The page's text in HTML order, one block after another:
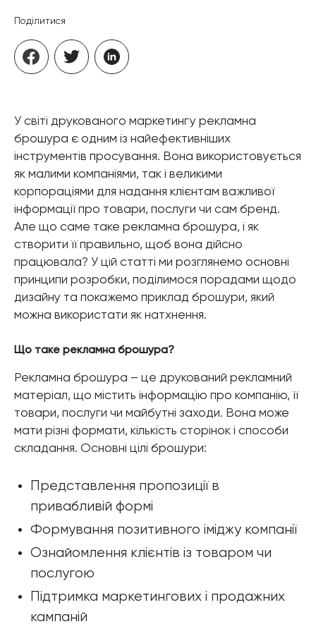
Поділитися
У світі друкованого маркетингу рекламна
брошура є одним із найефективніших
інструментів просування. Вона використовується
як малими компаніями, так і великими
корпораціями для надання клієнтам важливої
інформації про товари, послуги чи сам бренд.
Але що саме таке рекламна брошура, і як
створити її правильно, щоб вона дійсно
працювала? У цій статті ми розглянемо основні
принципи розробки, поділимося порадами щодо
дизайну та покажемо приклад брошури, який
можна використати як натхнення.
Що таке рекламна брошура?
Рекламна брошура – це друкований рекламний
матеріал, що містить інформацію про компанію, її
товари, послуги чи майбутні заходи. Вона може
мати різні формати, кількість сторінок і способи
складання. Основні цілі брошури:
Представлення пропозиції в
привабливій формі
Формування позитивного іміджу компанії
Ознайомлення клієнтів із товаром чи
послугою
Підтримка маркетингових і продажних
кампаній